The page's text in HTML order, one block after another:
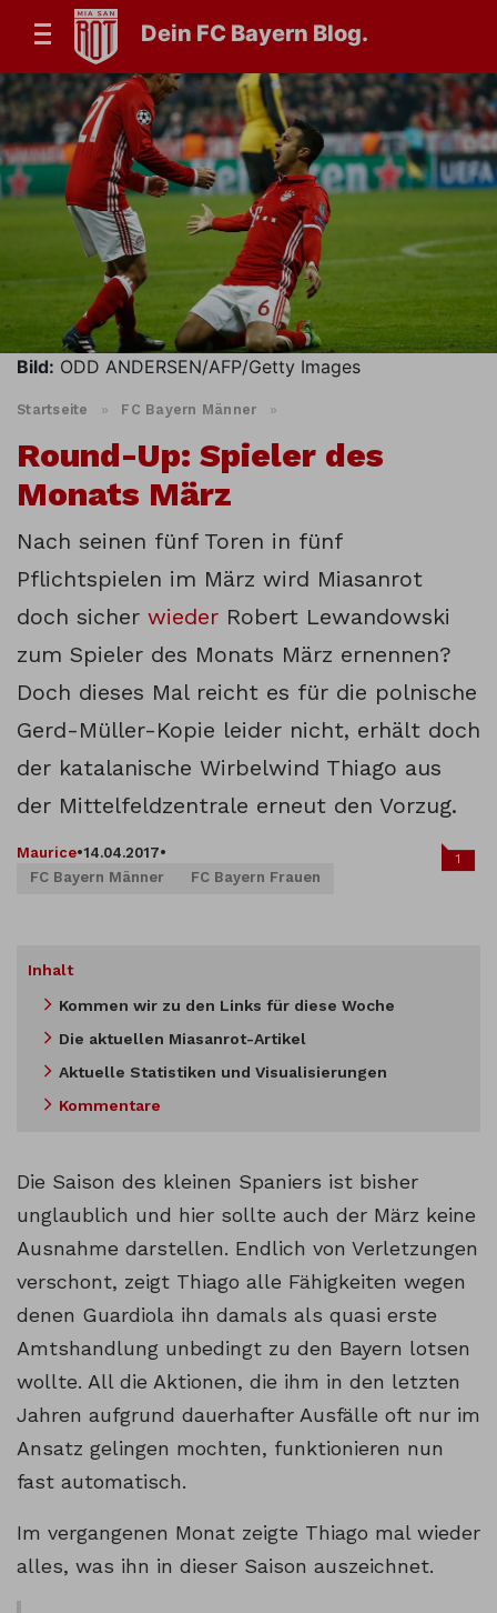
Dein FC Bayern Blog.
Bild: ODD ANDERSEN/AFP/Getty Images
Startseite » FC Bayern Männer »
Round-Up: Spieler des
Monats März
Nach seinen fünf Toren in fünf
Pflichtspielen im März wird Miasanrot
doch sicher wieder Robert Lewandowski
zum Spieler des Monats März ernennen?
Doch dieses Mal reicht es für die polnische
Gerd-Müller-Kopie leider nicht, erhält doch
der katalanische Wirbelwind Thiago aus
der Mittelfeldzentrale erneut den Vorzug.
Maurice•14.04.2017•
FC Bayern Männer
FC Bayern Frauen
1
Inhalt
Kommen wir zu den Links für diese Woche
Die aktuellen Miasanrot-Artikel
Aktuelle Statistiken und Visualisierungen
Kommentare
Die Saison des kleinen Spaniers ist bisher
unglaublich und hier sollte auch der März keine
Ausnahme darstellen. Endlich von Verletzungen
verschont, zeigt Thiago alle Fähigkeiten wegen
denen Guardiola ihn damals als quasi erste
Amtshandlung unbedingt zu den Bayern lotsen
wollte. All die Aktionen, die ihm in den letzten
Jahren aufgrund dauerhafter Ausfälle oft nur im
Ansatz gelingen mochten, funktionieren nun
fast automatisch.
Im vergangenen Monat zeigte Thiago mal wieder
alles, was ihn in dieser Saison auszeichnet.